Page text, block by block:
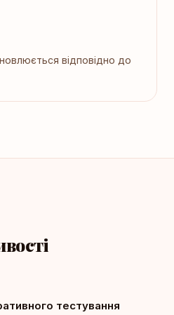
відповідно до
тестування